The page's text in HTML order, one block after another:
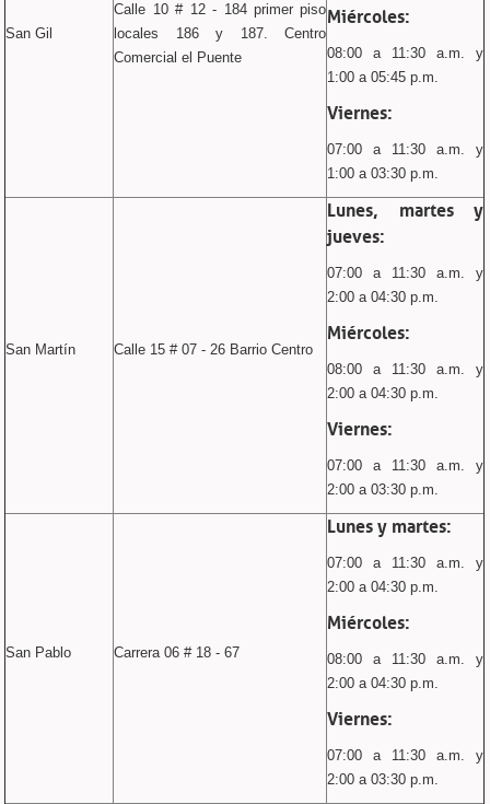
San Gil
Calle 10 # 12 - 184 primer piso
locales 186 y 187. Centro
Comercial el Puente
Miércoles:
08:00 a 11:30 a.m. y
1:00 a 05:45 p.m.
Viernes:
07:00 a 11:30 a.m. y
1:00 a 03:30 p.m.
San Martín Calle 15 # 07 - 26 Barrio Centro
Lunes, martes y
jueves:
07:00 a 11:30 a.m. y
2:00 a 04:30 p.m.
Miércoles:
08:00 a 11:30 a.m. y
2:00 a 04:30 p.m.
Viernes:
07:00 a 11:30 a.m. y
2:00 a 03:30 p.m.
San Pablo Carrera 06 # 18 - 67
Lunes y martes:
07:00 a 11:30 a.m. y
2:00 a 04:30 p.m.
Miércoles:
08:00 a 11:30 a.m. y
2:00 a 04:30 p.m.
Viernes:
07:00 a 11:30 a.m. y
2:00 a 03:30 p.m.